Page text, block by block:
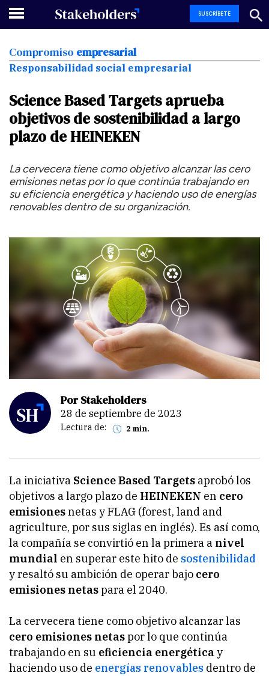
SUSCRÍBETE
Compromiso empresarial
Responsabilidad social empresarial
ScienceBasedTargets aprueba
objetivos de sostenibilidad alargo
plazo deHEINEKEN
La cervecera tiene como objetivo alcanzar las cero
emisiones netas por lo que continúa trabajando en
su eficiencia energética y haciendo uso de energías
renovables dentro de su organización.
Por Stakeholders
28 de septiembre de 2023
Lectura de: 2 min.
La iniciativa Science Based Targets aprobó los
objetivos a largo plazo de HEINEKEN en cero
emisionesnetas y FLAG (forest, land and
agriculture, por sus siglas en inglés). Es así como,
la compañía se convirtió en la primera a nivel
mundial en superar este hito de sostenibilidad
y resaltó su ambición de operar bajo cero
emisiones netaspara el 2040.
La cervecera tiene como objetivo alcanzar las
cero emisiones netaspor lo que continúa
trabajando en su eficiencia energéticay
haciendo uso de energías renovables dentro de